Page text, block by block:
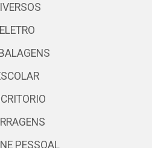
ELETRO
PESSOAL